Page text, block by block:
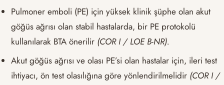
Pulmoner emboli (PE) için yüksek klinik şüphe olan akut
göğüs ağrısı olan stabil hastalarda, bir PE protokolü
kullanılarak BTA önerilir (COR I / LOE B-NR).
Akut göğüs ağrısı ve olası PE’si olan hastalar için, ileri test
ihtiyacı, ön test olasılığına göre yönlendirilmelidir (COR I /